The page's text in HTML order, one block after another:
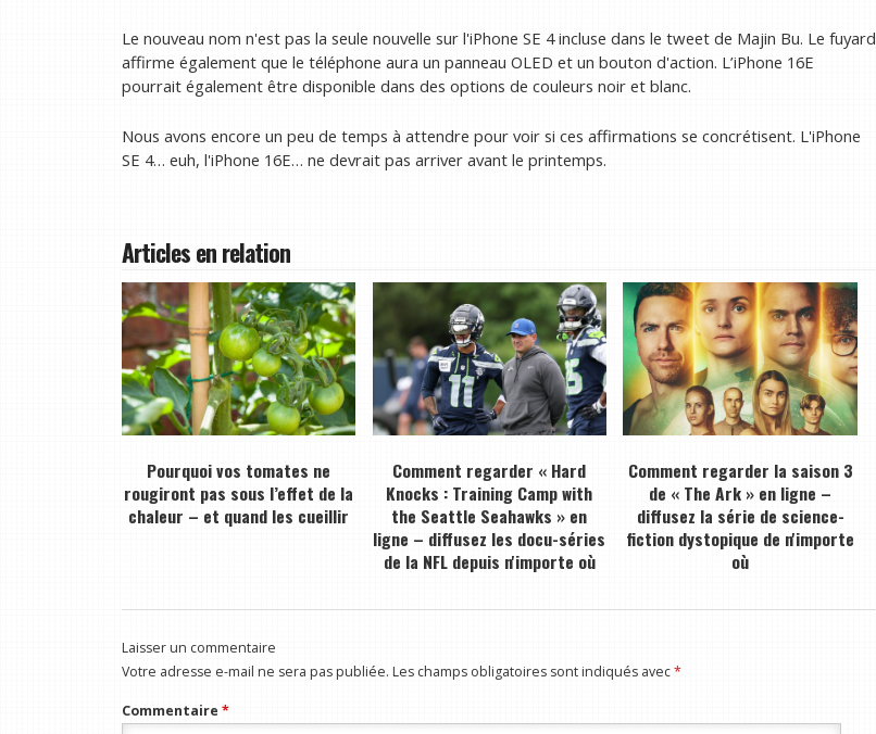
Le nouveau nom n'est pas la seule nouvelle sur l'iPhone SE 4 incluse dans le tweet de Majin Bu. Le fuyard
affirme également que le téléphone aura un panneau OLED et un bouton d'action. L’iPhone 16E
pourrait également être disponible dans des options de couleurs noir et blanc.
Nous avons encore un peu de temps à attendre pour voir si ces affirmations se concrétisent. L'iPhone
SE 4… euh, l'iPhone 16E… ne devrait pas arriver avant le printemps.
Articles en relation
Pourquoi vos tomates ne
rougiront pas sous l’effet de la
chaleur – et quand les cueillir
Comment regarder « Hard
Knocks : Training Camp with
the Seattle Seahawks » en
ligne – diffusez les docu-séries
de la NFL depuis n'importe où
Comment regarder la saison 3
de « The Ark » en ligne –
diffusez la série de science-
fiction dystopique de n'importe
où
Laisser un commentaire
Votre adresse e-mail ne sera pas publiée. Les champs obligatoires sont indiqués avec*
Commentaire *